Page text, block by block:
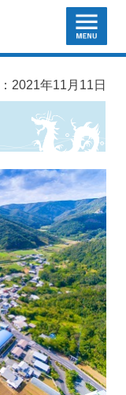
MENU
2021年11月11日